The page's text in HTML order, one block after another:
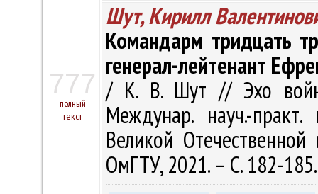
777
полный
текст
Шут, Кирилл
Командарм тридцать
генерал-лейтенант
/ К. В. Шут // Эхо
Междунар. науч.-
Великой
ОмГТУ, 2021. – С. 182-